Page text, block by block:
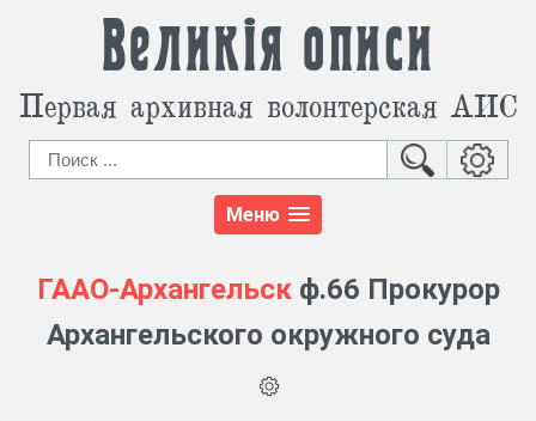
Великія описи
Первая архивная волонтерская АИС
Меню
ГААО-Архангельскф.66 Прокурор
Архангельского окружного суда